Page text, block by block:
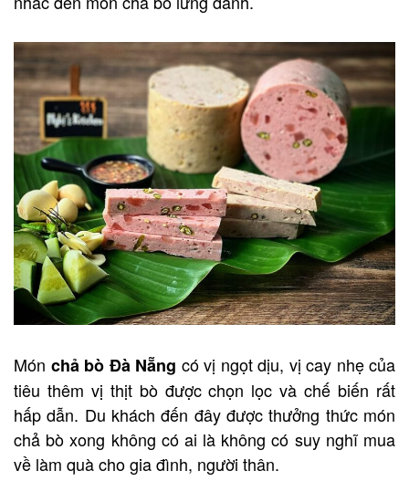
Món chả bò Đà Nẵng có vị ngọt dịu, vị cay nhẹ của
tiêu thêm vị thịt bò được chọn lọc và chế biến rất
hấp dẫn. Du khách đến đây được thưởng thức món
chả bò xong không có ai là không có suy nghĩ mua
về làm quà cho gia đình, người thân.